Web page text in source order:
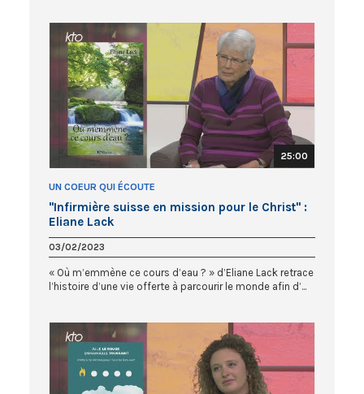
25:00
UN COEUR QUI ÉCOUTE
"Infirmière suisse en mission pour le Christ" :
Eliane Lack
03/02/2023
« Où m’emmène ce cours d’eau ? » d’Eliane Lack retrace
l’histoire d’une vie offerte à parcourir le monde afin d’...